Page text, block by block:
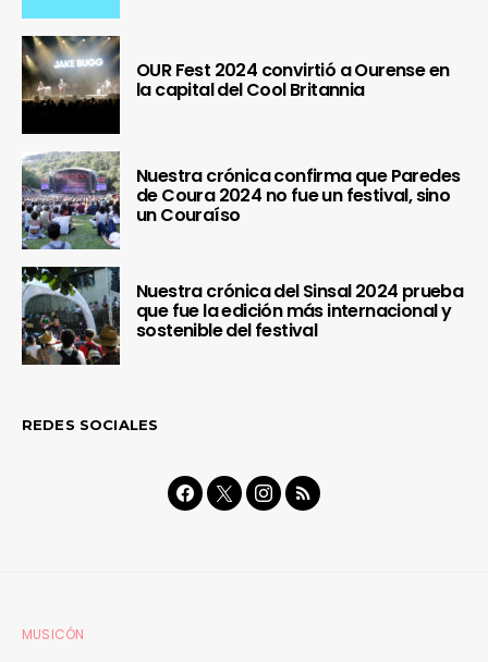
OUR Fest 2024 convirtió a Ourense en
la capital del Cool Britannia
Nuestra crónica confirma que Paredes
de Coura 2024 no fue un festival, sino
un Couraíso
Nuestra crónica del Sinsal 2024 prueba
que fue la edición más internacional y
sostenible del festival
REDES SOCIALES
MUSICÓN